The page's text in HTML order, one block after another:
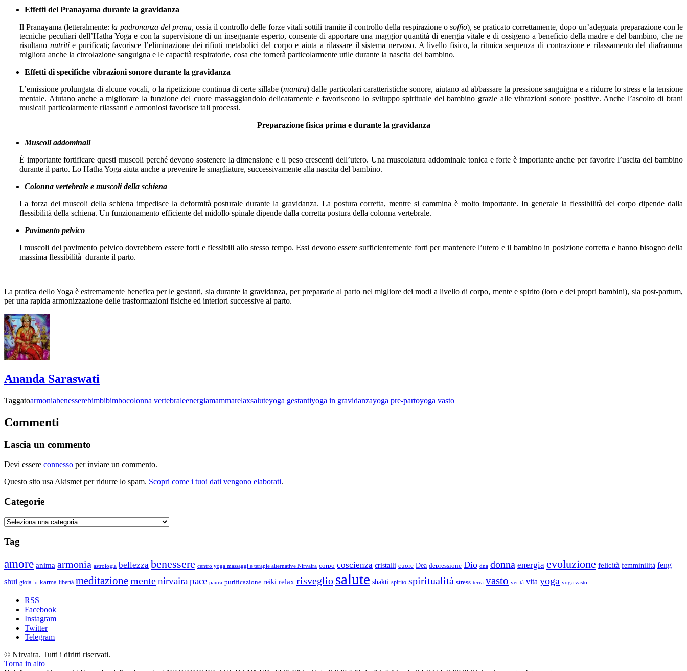
Effetti del Pranayama durante la gravidanza
Il Pranayama (letteralmente: la padronanza del prana, ossia il controllo delle forze vitali sottili tramite il controllo della respirazione o soffio), se praticato correttamente, dopo un’adeguata preparazione con le
tecniche peculiari dell’Hatha Yoga e con la supervisione di un insegnante esperto, consente di apportare una maggior quantità di energia vitale e di ossigeno a beneficio della madre e del bambino, che ne
risultano nutritie purificati; favorisce l’eliminazione dei rifiuti metabolici del corpo e aiuta a rilassare il sistema nervoso. A livello fisico, la ritmica sequenza di contrazione e rilassamento del diaframma
migliora anche la circolazione sanguigna e le capacità respiratorie, cosa che tornerà particolarmente utile durante la nascita del bambino.
Effetti di specifiche vibrazioni sonore durante la gravidanza
L’emissione prolungata di alcune vocali, o la ripetizione continua di certe sillabe (mantra) dalle particolari caratteristiche sonore, aiutano ad abbassare la pressione sanguigna e a ridurre lo stress e la tensione
mentale. Aiutano anche a migliorare la funzione del cuore massaggiandolo delicatamente e favoriscono lo sviluppo spirituale del bambino grazie alle vibrazioni sonore positive. Anche l’ascolto di brani
musicali particolarmente rilassanti e armoniosi favorisce tali processi.
Preparazione fisica prima e durante la gravidanza
Muscoli addominali
È importante fortificare questi muscoli perché devono sostenere la dimensione e il peso crescenti dell’utero. Una muscolatura addominale tonica e forte è importante anche per favorire l’uscita del bambino
durante il parto. Lo Hatha Yoga aiuta anche a prevenire le smagliature, successivamente alla nascita del bambino.
Colonna vertebrale e muscoli della schiena
La forza dei muscoli della schiena impedisce la deformità posturale durante la gravidanza. La postura corretta, mentre si cammina è molto importante. In generale la flessibilità del corpo dipende dalla
flessibilità della schiena. Un funzionamento efficiente del midollo spinale dipende dalla corretta postura della colonna vertebrale.
Pavimento pelvico
I muscoli del pavimento pelvico dovrebbero essere forti e flessibili allo stesso tempo. Essi devono essere sufficientemente forti per mantenere l’utero e il bambino in posizione corretta e hanno bisogno della
massima flessibilità durante il parto.
La pratica dello Yoga è estremamente benefica per le gestanti, sia durante la gravidanza, per prepararle al parto nel migliore dei modi a livello di corpo, mente e spirito (loro e dei propri bambini), sia post-partum,
per una rapida armonizzazione delle trasformazioni fisiche ed interiori successive al parto.
Ananda Saraswati
Taggatoarmoniabenesserebimbibimbocolonna vertebraleenergiamammarelaxsaluteyoga gestantiyoga in gravidanzayoga pre-partoyoga vasto
Commenti
Lascia un commento
Devi essere connesso per inviare un commento.
Questo sito usa Akismet per ridurre lo spam. Scopri come i tuoi dati vengono elaborati.
Categorie
Categorie
Tag
amore anima armonia astrologia bellezza benessere centro yoga massaggi e terapie alternative Nirvaira corpo coscienza cristalli cuore Dea depressione Dio dna donna energia evoluzione felicità femminilità feng
shui gioia io karma libertà meditazionementenirvairapace paura purificazione reiki relax risveglio salute shakti spirito spiritualità stress terra vasto verità vita yoga yoga vasto
RSS
Facebook
Instagram
Twitter
Telegram
© Nirvaira. Tutti i diritti riservati.
Torna in alto